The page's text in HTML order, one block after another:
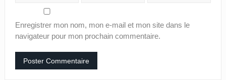
Enregistrer mon nom, mon e-mail et mon site dans le
navigateur pour mon prochain commentaire.